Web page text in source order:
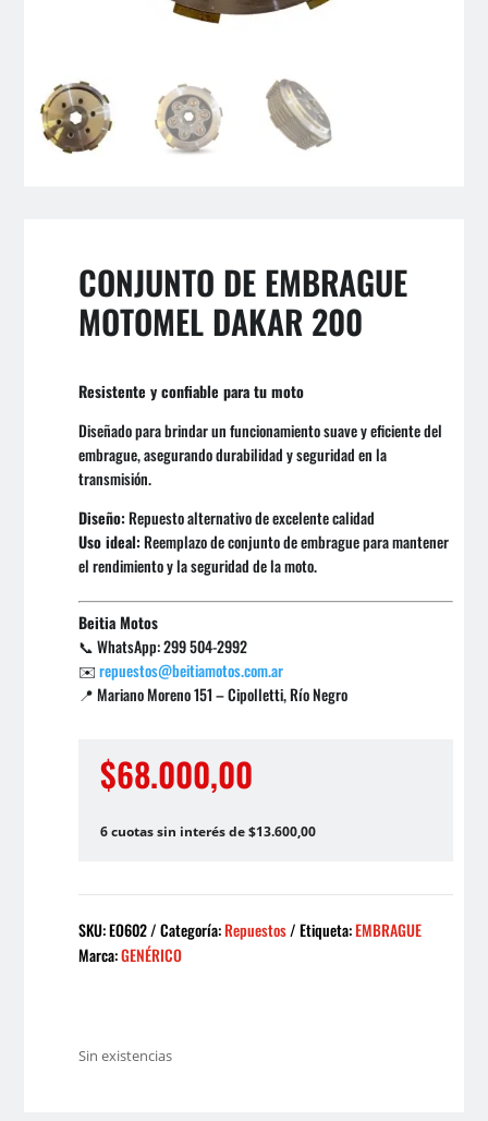
CONJUNTO DE EMBRAGUE
MOTOMEL DAKAR 200
Resistente y confiable para tu moto
Diseñado para brindar un funcionamiento suave y eficiente del
embrague, asegurando durabilidad y seguridad en la
transmisión.
Diseño:Repuesto alternativo de excelente calidad
Uso ideal:Reemplazo de conjunto de embrague para mantener
el rendimiento y la seguridad de la moto.
Beitia Motos
📞 WhatsApp: 299 504-2992
✉️repuestos@beitiamotos.com.ar
📍 Mariano Moreno 151 – Cipolletti, Río Negro
$68.000,00
6 cuotas sin interés de $13.600,00
SKU:EO602 Categoría:Repuestos Etiqueta:EMBRAGUE
Marca:GENÉRICO
Sin existencias